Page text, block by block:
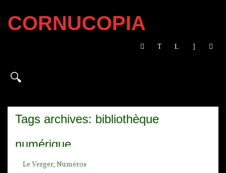
CORNUCOPIA
Tags archives: bibliothèque
numérique
Le Verger, Numéros